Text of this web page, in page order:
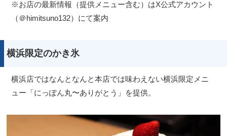
※お店の最新情報（提供メニュー含む）はX公式アカウント
（＠himitsuno132）にて案内
横浜限定のかき氷
横浜店ではなんとなんと本店では味わえない横浜限定メニ
ュー「にっぽん丸〜ありがとう」を提供。